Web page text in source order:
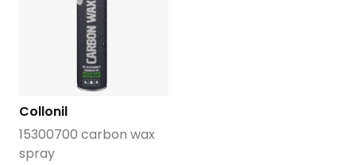
Collonil
15300700 carbon wax
spray